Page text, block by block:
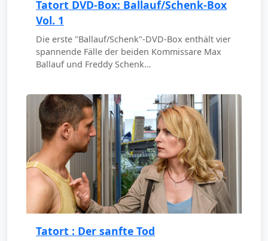
Tatort DVD-Box: Ballauf/Schenk-Box
Vol. 1
Die erste "Ballauf/Schenk"-DVD-Box enthält vier
spannende Fälle der beiden Kommissare Max
Ballauf und Freddy Schenk…
Tatort : Der sanfte Tod